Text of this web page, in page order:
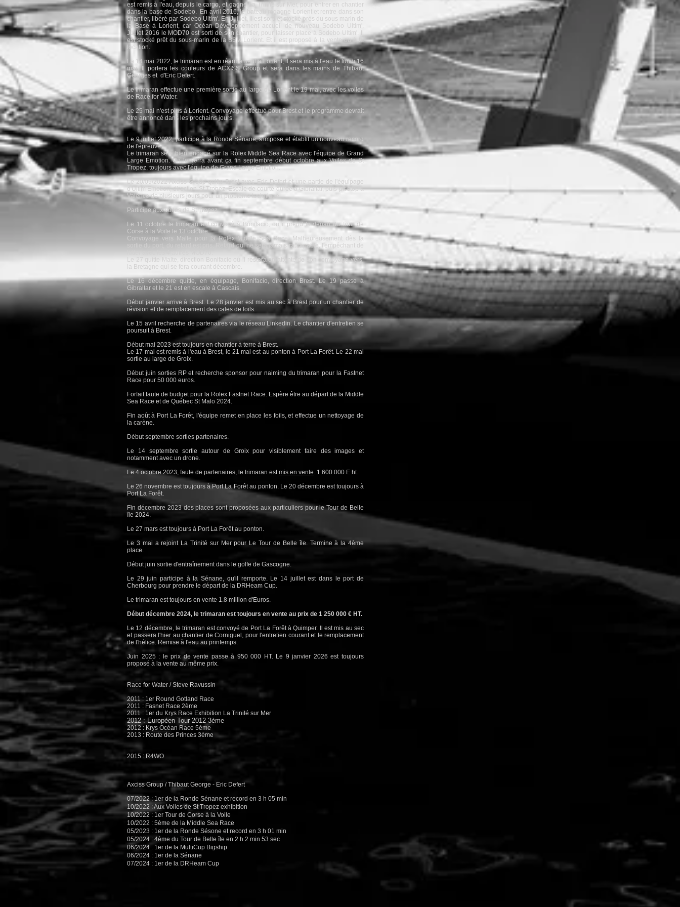
est remis à l'eau, depuis le cargo, et gagne La Trinité sur Mer, pour entrer en chantier
dans la base de Sodebo. En avril 2016, le bateau regagne Lorient et rentre dans son
chantier, libéré par Sodebo Ultim'. En Juillet, il est sorti et stocké près du sous marin de
la Base à Lorient, car Océan Développement accueil de nouveau Sodebo Ultim'.
Juillet 2016 le MOD70 est sorti de son chantier, pour laisser place à Sodebo Ultim'. Il
est stocké prêt du sous-marin de la BSM Lorient. Et il est proposé à la vente ou à la
location.
Le 14 mai 2022, le trimaran est en réarmement à Lorient, il sera mis à l'eau le lundi 16
mai. Il portera les couleurs de ACXISS Group et sera dans les mains de Thibaut
Georges et d'Eric Defert.
Le trimaran effectue une première sortie au large de Lorient le 19 mai, avec les voiles
de Race for Water.
Le 25 mai n'est plus à Lorient. Convoyage effectué pour Brest et le programme devrait
être annoncé dans les prochains jours.
Le 9 juillet 2022, participe à la Ronde Sénane, s'impose et établit un nouveau record
de l'épreuve.
Le trimaran sera bien engagé sur la Rolex Middle Sea Race avec l'équipe de Grand
Large Emotion. On le verra avant ça fin septembre début octobre aux Voiles de St
Tropez, toujours avec l'équipe de Grand Large Emotion.
Le 20/09/2022 Axciss Group quitte Brest avec Eric Defert et une partie de l'équipage
d'Ultim Emotion, direction St Tropez. Escale de courte durée à Gibraltar, puis pit stop à
Valence de plusieurs jours pour un problème technique.
Participe aux Voiles de St Tropez.
Le 11 octobre le trimaran est convoyé à Bonifacio, ou il prend le départ du Tour de
Corse à la Voile le 13 octobre.
Convoyage vers Malte pour la Rolex Middle Sea Race. Malheureusement dès la
sortie du port, du retard est pris. Retard qui ne sera jamais rattrapable, l'empêchant de
Le 27 quitte Malte, direction Bonifacio ou il restera en attente de son convoyage vers
la Bretagne qui se fera courant décembre.
Le 16 décembre quitte, en équipage, Bonifacio, direction Brest. Le 19 passe à
Gibraltar et le 21 est en escale à Cascais.
Début janvier arrive à Brest. Le 28 janvier est mis au sec à Brest pour un chantier de
révision et de remplacement des cales de foils.
Le 15 avril recherche de partenaires via le réseau Linkedin. Le chantier d'entretien se
poursuit à Brest.
Début mai 2023 est toujours en chantier à terre à Brest.
Le 17 mai est remis à l'eau à Brest, le 21 mai est au ponton à Port La Forêt. Le 22 mai
sortie au large de Groix.
Début juin sorties RP et recherche sponsor pour naiming du trimaran pour la Fastnet
Race pour 50 000 euros.
Forfait faute de budget pour la Rolex Fastnet Race. Espère être au départ de la Middle
Sea Race et de Québec St Malo 2024.
Fin août à Port La Forêt, l'équipe remet en place les foils, et effectue un nettoyage de
la carène.
Début septembre sorties partenaires.
Le 14 septembre sortie autour de Groix pour visiblement faire des images et
notamment avec un drone.
Le 4 octobre 2023, faute de partenaires, le trimaran estmis en vente. 1 600 000 E ht.
Le 26 novembre est toujours à Port La Forêt au ponton. Le 20 décembre est toujours à
Port La Forêt.
Fin décembre 2023 des places sont proposées aux particuliers pour le Tour de Belle
île 2024.
Le 27 mars est toujours à Port La Forêt au ponton.
Le 3 mai a rejoint La Trinité sur Mer pour Le Tour de Belle île. Termine à la 4ème
place.
Début juin sortie d'entraînement dans le golfe de Gascogne.
Le 29 juin participe à la Sénane, qu'il remporte. Le 14 juillet est dans le port de
Cherbourg pour prendre le départ de la DRHeam Cup.
​Le trimaran est toujours en vente 1.8 million d'Euros.
Début décembre 2024, le trimaran est toujours en vente au prix de 1 250 000 € HT.
​Le 12 décembre, le trimaran est convoyé de Port La Forêt à Quimper. Il est mis au sec
et passera l'hier au chantier de Corniguel, pour l'entretien courant et le remplacement
de l'hélice. Remise à l'eau au printemps.
Juin 2025 : le prix de vente passe à 950 000 HT. Le 9 janvier 2026 est toujours
proposé à la vente au même prix.
Race for Water / Steve Ravussin
2011 : 1er Round Gotland Race
2011 : Fasnet Race 2ème
2011 : 1er du Krys Race Exhibition La Trinité sur Mer
2012 : Européen Tour 2012 3ème
2012 : Krys Océan Race 5ème
2013 : Route des Princes 3ème
2015 : R4WO
Axciss Group / Thibaut George - Eric Defert
07/2022 : 1er de la Ronde Sénane et record en 3 h 05 min
10/2022 : Aux Voiles de St Tropez exhibition
10/2022 : 1er Tour de Corse à la Voile
10/2022 : 5ème de la Middle Sea Race
05/2023 : 1er de la Ronde Sésone et record en 3 h 01 min
05/2024 : 4ème du Tour de Belle île en 2 h 2 min 53 sec
06/2024 : 1er de la MultiCup Bigship
06/2024 : 1er de la Sénane
07/2024 : 1er de la DRHeam Cup